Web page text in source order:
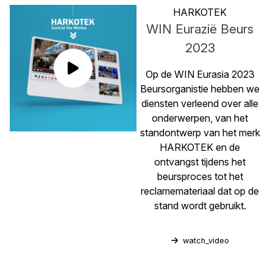
HARKOTEK
WIN Eurazië Beurs
2023
Op de WIN Eurasia 2023
Beursorganistie hebben we
diensten verleend over alle
onderwerpen, van het
standontwerp van het merk
HARKOTEK en de
ontvangst tijdens het
beursproces tot het
reclamemateriaal dat op de
stand wordt gebruikt.
watch_video